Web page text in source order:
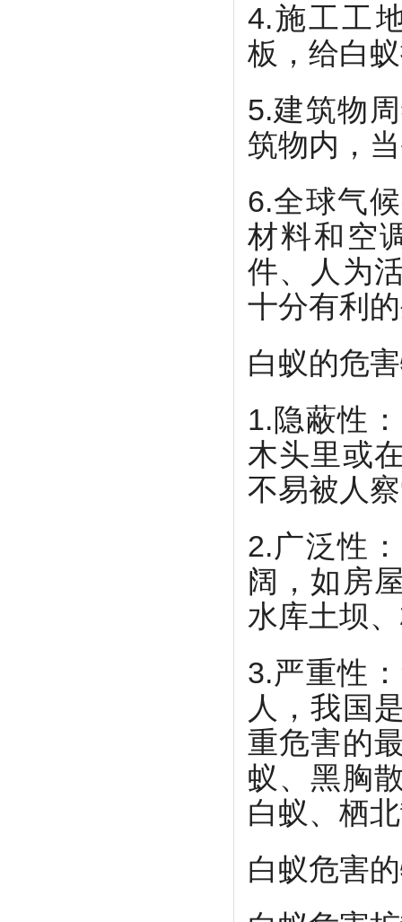
4.施工工
板，给白
5.建筑物
筑物内，
6.全球气
材料和空
件、人为
十分有利
白蚁的危
1.隐蔽性
木头里或
不易被人
2.广泛性
阔，如房
水库土坝
3.严重性
人，我国
重危害的
蚁、黑胸
白蚁、栖
白蚁危害